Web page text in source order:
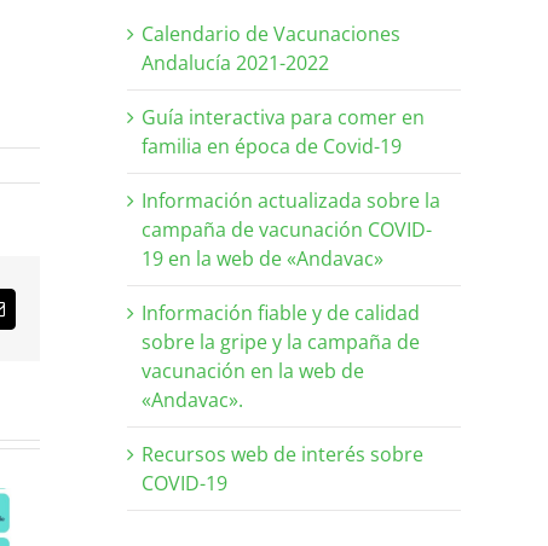
Calendario de Vacunaciones
Andalucía 2021-2022
Guía interactiva para comer en
familia en época de Covid-19
Información actualizada sobre la
campaña de vacunación COVID-
19 en la web de «Andavac»
Información fiable y de calidad
sobre la gripe y la campaña de
vacunación en la web de
«Andavac».
Recursos web de interés sobre
COVID-19